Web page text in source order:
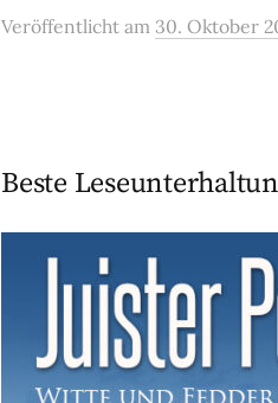
Veröffentlicht am 30. Oktober
Beste